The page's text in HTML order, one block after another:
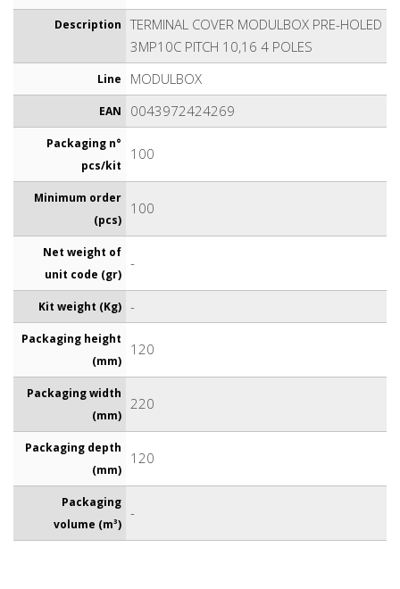
Description
TERMINAL COVER MODULBOX PRE-HOLED
3MP10C PITCH 10,16 4 POLES
Line MODULBOX
EAN 0043972424269
Packaging n°
pcs/kit
100
Minimum order
(pcs)
100
Net weight of
unit code (gr)
-
Kit weight (Kg) -
Packaging height
(mm)
120
Packaging width
(mm)
220
Packaging depth
(mm)
120
Packaging
volume (m³)
-